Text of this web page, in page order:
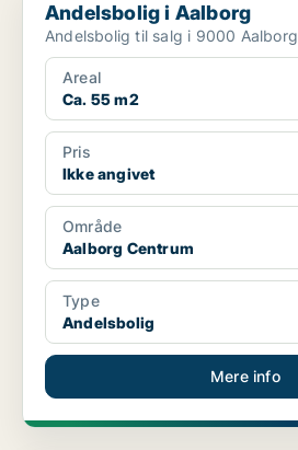
Andelsbolig i Aalborg
Areal
Ca. 55 m2
Pris
Ikke angivet
Område
Aalborg Centrum
Type
Andelsbolig
Mere info